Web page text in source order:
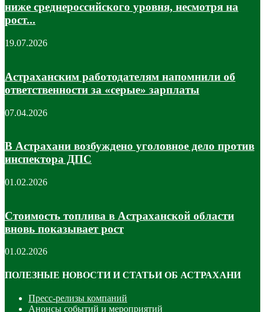
ниже среднероссийского уровня, несмотря на
рост...
19.07.2026
Астраханским работодателям напомнили об
ответственности за «серые» зарплаты
07.04.2026
В Астрахани возбуждено уголовное дело против
инспектора ДПС
01.02.2026
Стоимость топлива в Астраханской области
вновь показывает рост
01.02.2026
ПОЛЕЗНЫЕ НОВОСТИ И СТАТЬИ ОБ АСТРАХАНИ
Пресс-релизы компаний
Анонсы событий и мероприятий